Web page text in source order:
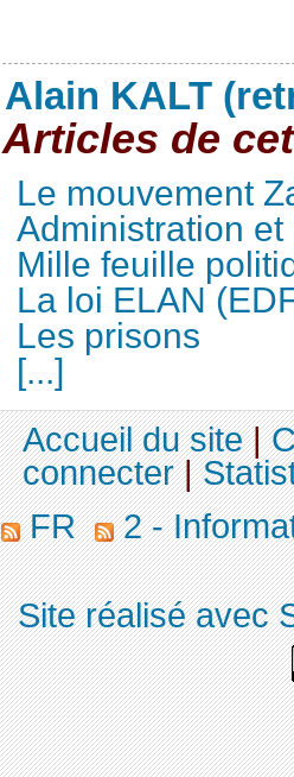
Alain KALT
Articles de
Le mouvement
Administration
Mille feuille
La loi ELAN
Les prisons
[...]
Accueil du site|
connecter|
FR
2 -
Site réalisé avec